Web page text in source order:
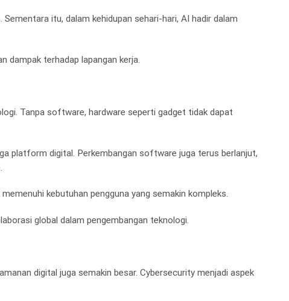
itu, dalam kehidupan sehari-hari, AI hadir dalam
dampak terhadap lapangan kerja.
Tanpa software, hardware seperti gadget tidak dapat
platform digital. Perkembangan software juga terus berlanjut,
kebutuhan pengguna yang semakin kompleks.
global dalam pengembangan teknologi.
digital juga semakin besar. Cybersecurity menjadi aspek